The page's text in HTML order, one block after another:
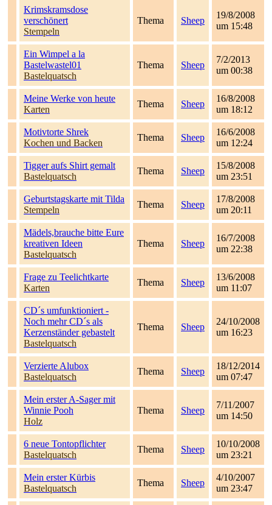
Krimskramsdose
verschönert
Stempeln
Thema Sheep
19/8/2008
um 15:48
Ein Wimpel a la
Bastelwastel01
Bastelquatsch
Thema Sheep
7/2/2013
um 00:38
Meine Werke von heute
Karten
Thema Sheep
16/8/2008
um 18:12
Motivtorte Shrek
Kochen und Backen
Thema Sheep
16/6/2008
um 12:24
Tigger aufs Shirt gemalt
Bastelquatsch
Thema Sheep
15/8/2008
um 23:51
Geburtstagskarte mit Tilda
Stempeln
Thema Sheep
17/8/2008
um 20:11
Mädels,brauche bitte Eure
kreativen Ideen
Bastelquatsch
Thema Sheep
16/7/2008
um 22:38
Frage zu Teelichtkarte
Karten
Thema Sheep
13/6/2008
um 11:07
CD´s umfunktioniert -
Noch mehr CD´s als
Kerzenständer gebastelt
Bastelquatsch
Thema Sheep
24/10/2008
um 16:23
Verzierte Alubox
Bastelquatsch
Thema Sheep
18/12/2014
um 07:47
Mein erster A-Sager mit
Winnie Pooh
Holz
Thema Sheep
7/11/2007
um 14:50
6 neue Tontopflichter
Bastelquatsch
Thema Sheep
10/10/2008
um 23:21
Mein erster Kürbis
Bastelquatsch
Thema Sheep
4/10/2007
um 23:47